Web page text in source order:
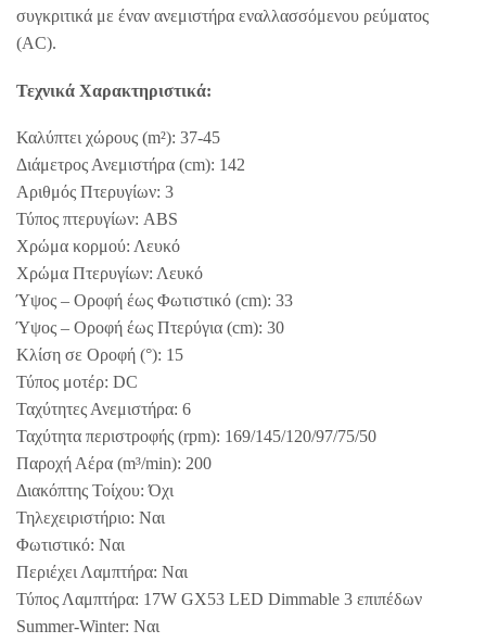
συγκριτικά με έναν ανεμιστήρα εναλλασσόμενου ρεύματος
(AC).
Τεχνικά Χαρακτηριστικά:
Καλύπτει χώρους (m²): 37-45
Διάμετρος Ανεμιστήρα (cm): 142
Αριθμός Πτερυγίων: 3
Τύπος πτερυγίων: ABS
Χρώμα κορμού: Λευκό
Χρώμα Πτερυγίων: Λευκό
Ύψος – Οροφή έως Φωτιστικό (cm): 33
Ύψος – Οροφή έως Πτερύγια (cm): 30
Κλίση σε Οροφή (°): 15
Τύπος μοτέρ: DC
Ταχύτητες Ανεμιστήρα: 6
Ταχύτητα περιστροφής (rpm): 169/145/120/97/75/50
Παροχή Αέρα (m³/min): 200
Διακόπτης Τοίχου: Όχι
Τηλεχειριστήριο: Ναι
Φωτιστικό: Ναι
Περιέχει Λαμπτήρα: Ναι
Τύπος Λαμπτήρα: 17W GX53 LED Dimmable 3 επιπέδων
Summer-Winter: Ναι